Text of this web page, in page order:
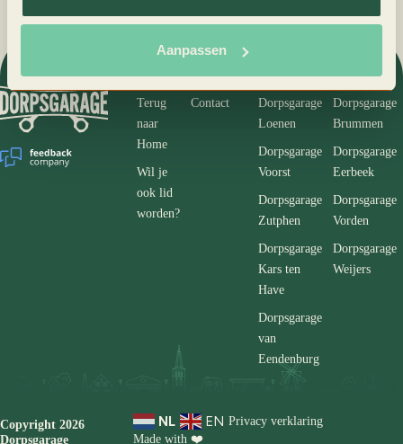
Aanpassen
Terug
naar
Home
Contact
Wil je
ook lid
worden?
Dorpsgarage
Loenen
Dorpsgarage
Brummen
Dorpsgarage
Voorst
Dorpsgarage
Eerbeek
Dorpsgarage
Zutphen
Dorpsgarage
Vorden
Dorpsgarage
Kars ten
Have
Dorpsgarage
Weijers
Dorpsgarage
van
Eendenburg
Copyright 2026
Dorpsgarage
NL EN Privacy verklaring
Made with ❤️